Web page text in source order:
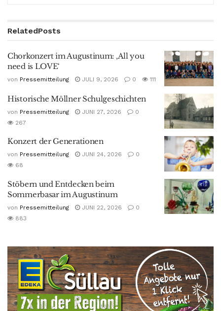
RelatedPosts
Chorkonzert im Augustinum: ‚All you
need is LOVE‘
von Pressemitteilung JULI 9, 2026 0 111
Historische Möllner Schulgeschichten
von Pressemitteilung JUNI 27, 2026
0
267
Konzert der Generationen
von Pressemitteilung JUNI 24, 2026
0
68
Stöbern und Entdecken beim
Sommerbasar im Augustinum
von Pressemitteilung JUNI 22, 2026
0
883